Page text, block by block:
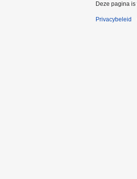
Deze pagina
Privacybeleid